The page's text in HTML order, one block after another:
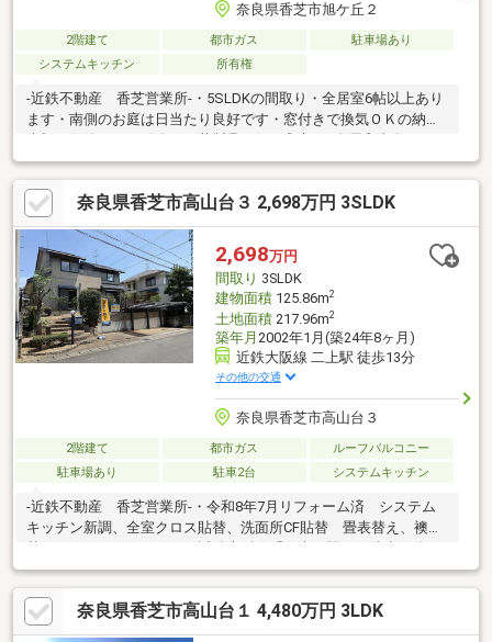
奈良県香芝市旭ケ丘２
2階建て 都市ガス
駐車場あり
システムキッチン
所有権
-近鉄不動産 香芝営業所-・5SLDKの間取り・全居室6帖以上あり
ます・南側のお庭は日当たり良好です・窓付きで換気ＯＫの納戸♪
っぷり入る日差しを満喫してください♪・万代香芝二上店まで約
430m・ココカラファイン香芝二上店まで約530m現地見学会（事
前に必ずお問い合わせください）日程／公開中■□■空家につき、
お気軽にご覧いただけます■□■現地見学・資金計画・住宅ロー
ン・リフォーム・買換え相談など何でもお気軽にお問い合わせく
ださい！担当直通：080-7376-2808
奈良県香芝市高山台３ 2,698万円 3SLDK
2,698万円
間取り 3SLDK
建物面積125.86m2
土地面積217.96m2
築年月 2002年1月(築24年8ヶ月)
近鉄大阪線 二上駅 徒歩13分
その他の交通
奈良県香芝市高山台３
2階建て 都市ガス
ルーフバルコニー
駐車場あり
駐車2台 システムキッチン
-近鉄不動産 香芝営業所-・令和8年7月リフォーム済 システム
キッチン新調、全室クロス貼替、洗面所CF貼替 畳表替え、襖貼
平成14年1月建築・全居室南西向き・全面は広々約6ｍ道路で、駐
車が苦手でも安心して運転出来ます♪・ウォークインクローゼッ
ト・納戸有 収納スペース豊富にあります現地見学会（事前に必
ずお問い合わせください）日程／公開中■□■空家につき、お気軽
奈良県香芝市高山台１ 4,480万円 3LDK